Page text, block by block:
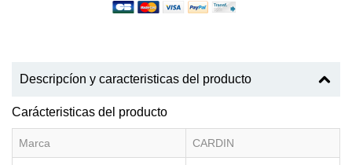
Descripcíon y caracteristicas del producto
Carácteristicas del producto
Marca CARDIN